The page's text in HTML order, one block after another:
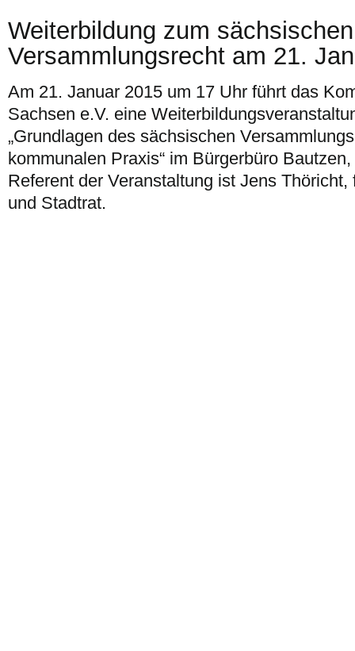
Weiterbildung zum sächsischen
Versammlungsrecht am 21.
Am 21. Januar 2015 um 17 Uhr führt das
Sachsen e.V. eine
„Grundlagen des sächsischen
kommunalen Praxis“ im Bürgerbüro
Referent der Veranstaltung ist Jens
und Stadtrat.